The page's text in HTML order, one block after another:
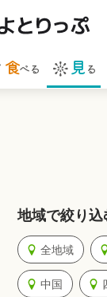
食べる 見 る
地域で絞り込
全地域
中国